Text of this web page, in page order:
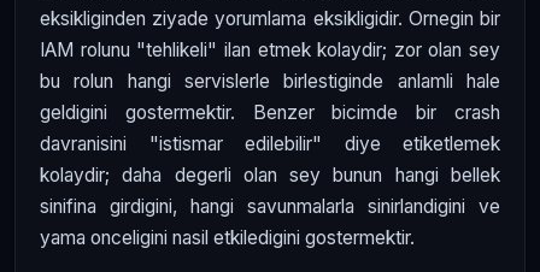
eksikliginden ziyade yorumlama eksikligidir. Ornegin bir
IAM rolunu "tehlikeli" ilan etmek kolaydir; zor olan sey
bu rolun hangi servislerle birlestiginde anlamli hale
geldigini gostermektir. Benzer bicimde bir crash
davranisini "istismar edilebilir" diye etiketlemek
kolaydir; daha degerli olan sey bunun hangi bellek
sinifina girdigini, hangi savunmalarla sinirlandigini ve
yama onceligini nasil etkiledigini gostermektir.